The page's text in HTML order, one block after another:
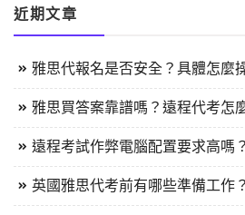
近期文章
雅思代報名是否安全？具體怎麼
雅思買答案靠譜嗎？遠程代考怎
遠程考試作弊電腦配置要求高嗎？
英國雅思代考前有哪些準備工作？